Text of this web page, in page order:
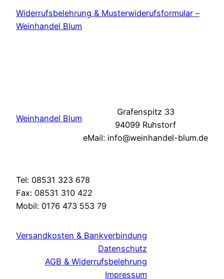
Widerrufsbelehrung & Musterwiderufsformular –
Weinhandel Blum
Weinhandel Blum
Grafenspitz 33
94099 Ruhstorf
eMail: info@weinhandel-blum.de
Tel: 08531 323 678
Fax: 08531 310 422
Mobil: 0176 473 553 79
Versandkosten & Bankverbindung
Datenschutz
AGB & Widerrufsbelehrung
Impressum